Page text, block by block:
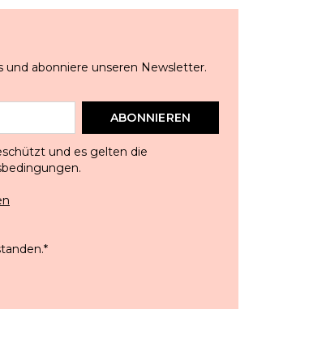
und abonniere unseren Newsletter.
ABONNIEREN
und es gelten die
.
*